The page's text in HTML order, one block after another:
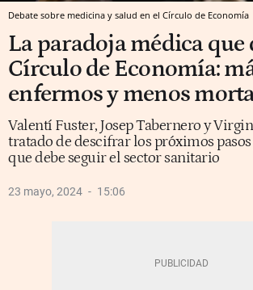
Debate sobre medicina y salud en el Círculo de Economía
La paradoja médica que
Círculo de Economía:
enfermos y menos
Valentí Fuster, Josep Tabernero y
tratado de descifrar los próximos pasos
que debe seguir el sector sanitario
23 mayo, 2024 15:06